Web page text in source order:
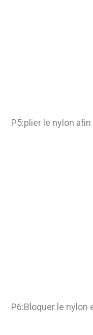
P5:plier le nylon
P6:Bloquer le nylon